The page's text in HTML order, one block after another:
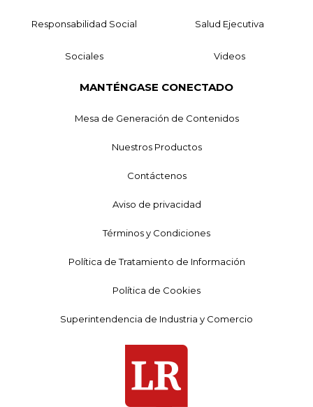
Responsabilidad Social Salud Ejecutiva
Sociales Videos
MANTÉNGASE CONECTADO
Mesa de Generación de Contenidos
Nuestros Productos
Contáctenos
Aviso de privacidad
Términos y Condiciones
Política de Tratamiento de Información
Política de Cookies
Superintendencia de Industria y Comercio